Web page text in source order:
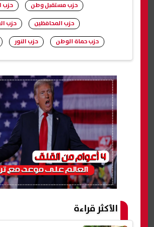
حزب مستقبل وطن
حزب
حزب المحافظين
حزب
حزب حماة الوطن
حزب النور
الأكثر قراءة